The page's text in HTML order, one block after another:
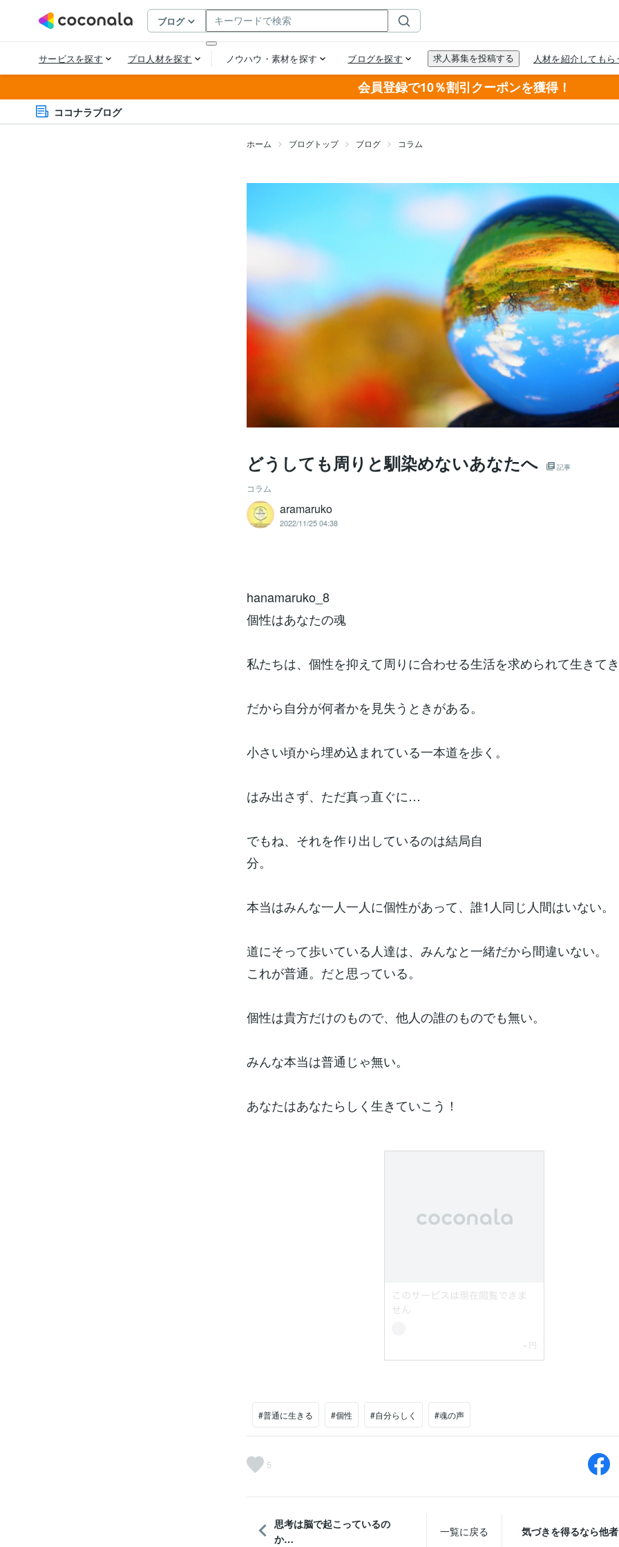
会員登録で10％割引クーポンを獲得！
ココナラブログ
ホーム ブログトップ ブログ コラム
どうしても周りと馴染めないあなたへ 記事
コラム
aramaruko
2022/11/25 04:38
hanamaruko_8
個性はあなたの魂
私たちは、個性を抑えて周りに合わせる生活を求められて生きて
だから自分が何者かを見失うときがある。
小さい頃から埋め込まれている一本道を歩く。
はみ出さず、ただ真っ直ぐに…
でもね、それを作り出しているのは結局自
分。
本当はみんな一人一人に個性があって、誰1人同じ人間はいない。
道にそって歩いている人達は、みんなと一緒だから間違いない。
これが普通。だと思っている。
個性は貴方だけのもので、他人の誰のものでも無い。
みんな本当は普通じゃ無い。
あなたはあなたらしく生きていこう！
#普通に生きる #個性 #自分らしく #魂の声
5
思考は脳で起こっているの
か…
一覧に戻る 気づきを得るなら他